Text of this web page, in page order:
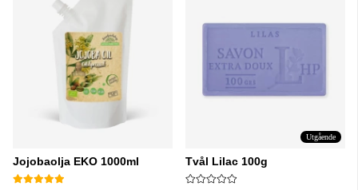
Jojobaolja EKO 1000ml
Utgående
Tvål Lilac 100g